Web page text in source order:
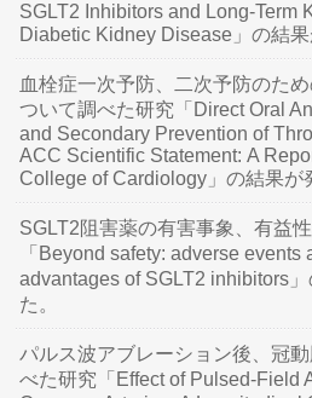
SGLT2 Inhibitors and Long-Term
Diabetic Kidney Disease」の結果
血栓症一次予防、二次予防のた
ついて調べた研究「Direct Oral
and Secondary Prevention of
ACC Scientific Statement: A
College of Cardiology」の結果が
SGLT2阻害薬の有害事象、有益
「Beyond safety: adverse events
advantages of SGLT2 inhibitors
た。
パルス波アブレーション後、冠
べた研究「Effect of Pulsed-Field